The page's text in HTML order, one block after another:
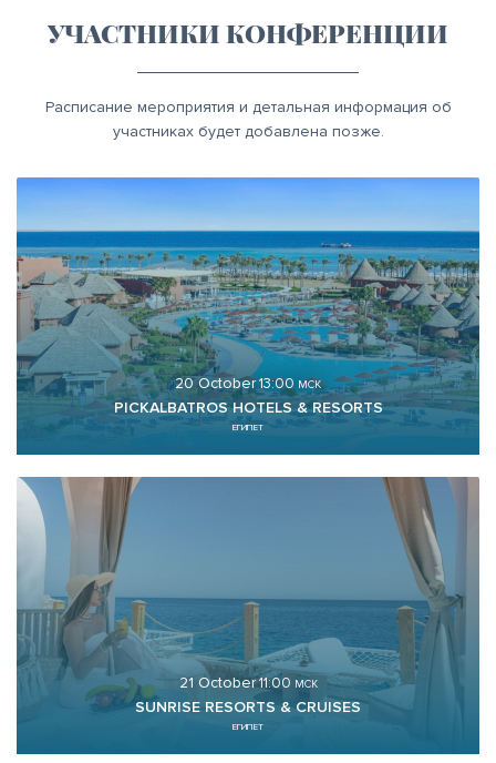
УЧАСТНИКИ КОНФЕРЕНЦИИ
Расписание мероприятия и детальная информация об
участниках будет добавлена позже.
20 October13:00 МСК
PICKALBATROS HOTELS & RESORTS
ЕГИПЕТ
21 October 11:00 МСК
SUNRISE RESORTS & CRUISES
ЕГИПЕТ